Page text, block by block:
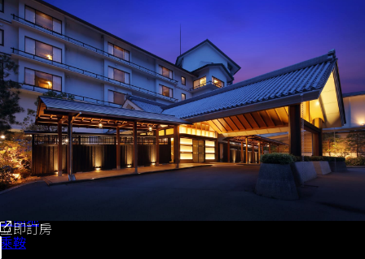
立即訂房
春 秋
大自然 & 健行步道
住宿 & 交通
白馬岩岳渡假村：長野秘境新星，繼上高地後的必訪之地
路線時刻表
白馬
長野
松本
上高地
乘鞍